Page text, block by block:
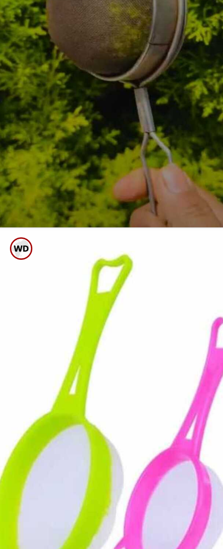
ಸೋಸುವ ಪಾತ್ರೆಯಲ್ಲಿ ಚಹಾದ ಕಲೆ
ಮಾಮೂಲು ಡಿಶ್ ವಾಶ್ ನಿಂದ
ಹೋಗುವುದಿಲ್ಲ